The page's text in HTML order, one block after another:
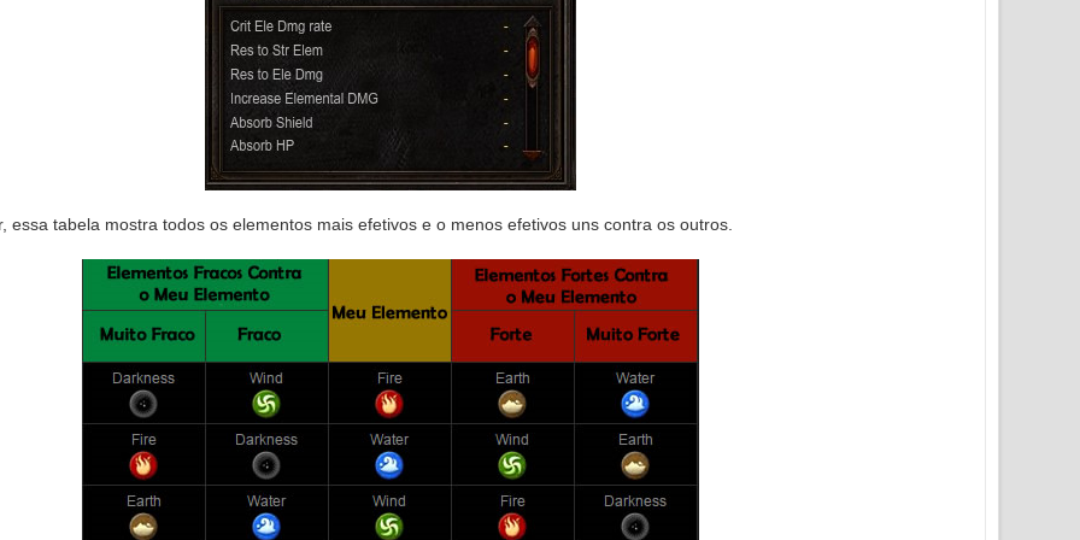
essa tabela mostra todos os elementos mais efetivos e o menos efetivos uns contra os outros.